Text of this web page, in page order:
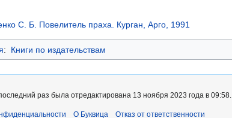
С. Б. Повелитель праха. Курган, Арго, 1991
: Книги по издательствам
раз была отредактирована 13 ноября 2023 года в 09:58.
О Буквица Отказ от ответственности